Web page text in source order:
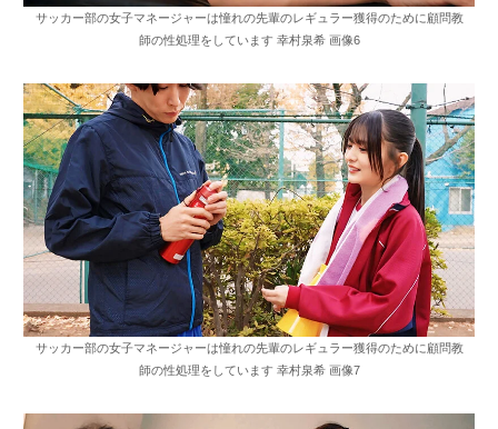
サッカー部の女子マネージャーは憧れの先輩のレギュラー獲得のために顧問教
師の性処理をしています 幸村泉希 画像6
サッカー部の女子マネージャーは憧れの先輩のレギュラー獲得のために顧問教
師の性処理をしています 幸村泉希 画像7